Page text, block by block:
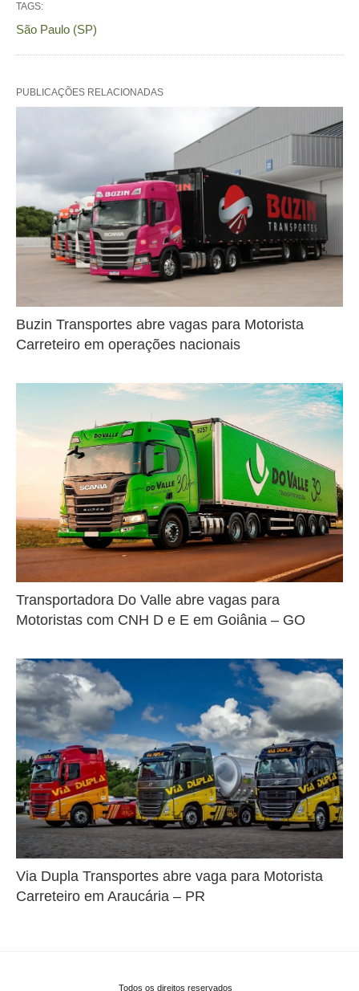
TAGS:
São Paulo (SP)
PUBLICAÇÕES RELACIONADAS
Buzin Transportes abre vagas para Motorista
Carreteiro em operações nacionais
Transportadora Do Valle abre vagas para
Motoristas com CNH D e E em Goiânia – GO
Via Dupla Transportes abre vaga para Motorista
Carreteiro em Araucária – PR
Todos os direitos reservados